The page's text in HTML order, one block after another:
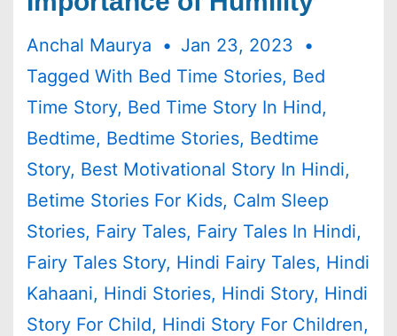
Anchal Maurya
Jan 23, 2023
Tagged With Bed Time Stories, Bed
Time Story, Bed Time Story In Hind,
Bedtime, Bedtime Stories, Bedtime
Story, Best Motivational Story In Hindi,
Betime Stories For Kids, Calm Sleep
Stories, Fairy Tales, Fairy Tales In Hindi,
Fairy Tales Story, Hindi Fairy Tales, Hindi
Kahaani, Hindi Stories, Hindi Story, Hindi
Story For Child, Hindi Story For Children,